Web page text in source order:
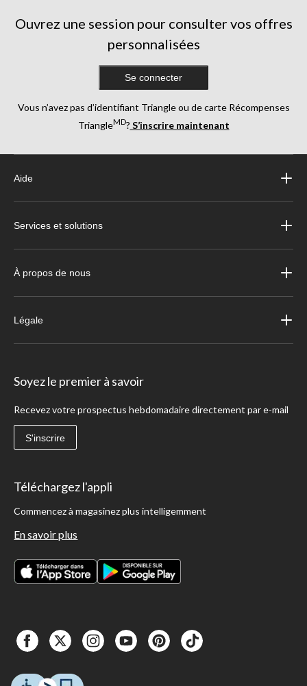
Ouvrez une session pour consulter vos offres
personnalisées
Se connecter
Vous n’avez pas d’identifiant Triangle ou de carte Récompenses
TriangleMD? S’inscrire maintenant
Aide
Services et solutions
À propos de nous
Légale
Soyez le premier à savoir
Recevez votre prospectus hebdomadaire directement par e-mail
S'inscrire
Téléchargez l'appli
Commencez à magasinez plus intelligemment
En savoir plus